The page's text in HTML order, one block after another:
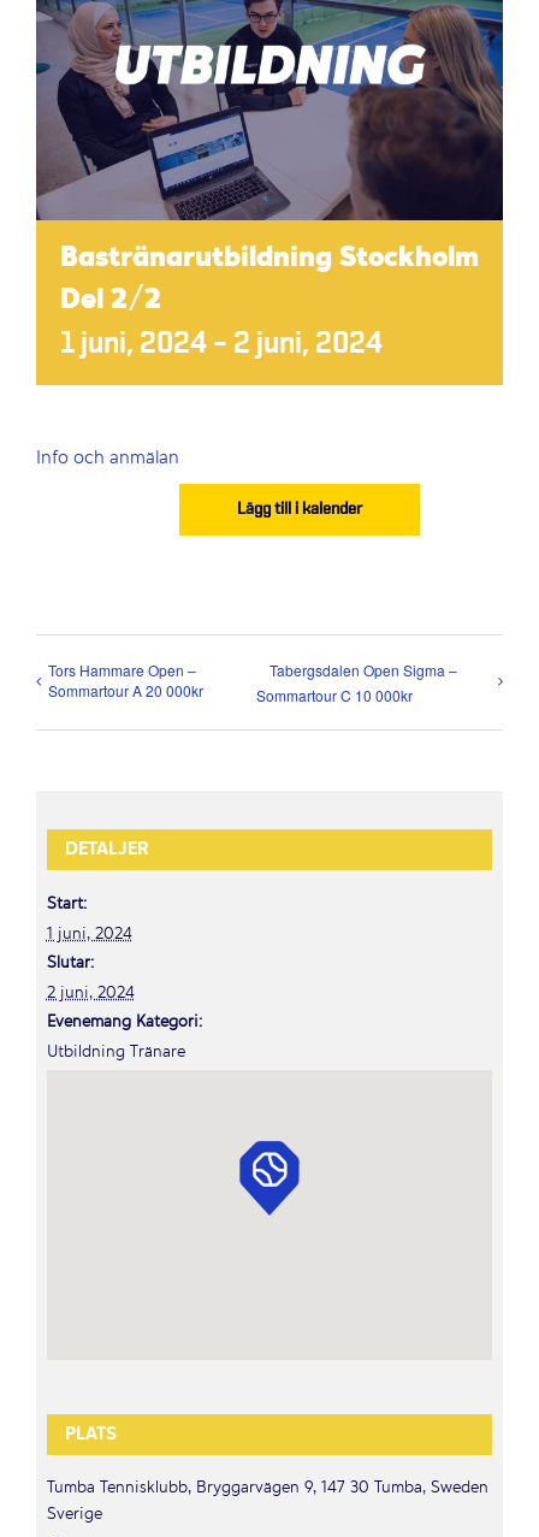
Bastränarutbildning Stockholm
Del 2/2
1 juni, 2024 – 2 juni, 2024
Info och anmälan
Lägg till i kalender
Tors Hammare Open –
Sommartour A 20 000kr
Tabergsdalen Open Sigma –
Sommartour C 10 000kr
DETALJER
Start:
1 juni, 2024
Slutar:
2 juni, 2024
Evenemang Kategori:
Utbildning Tränare
PLATS
Tumba Tennisklubb, Bryggarvägen 9, 147 30 Tumba, Sweden
Sverige